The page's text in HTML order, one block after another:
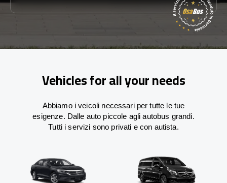
Vehicles for all your needs
Abbiamo i veicoli necessari per tutte le tue
esigenze. Dalle auto piccole agli autobus grandi.
Tutti i servizi sono privati e con autista.